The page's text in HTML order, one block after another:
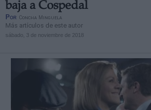
baja a Cospedal
Por Concha Minguela
Más artículos de este autor
sábado, 3 de noviembre de 2018